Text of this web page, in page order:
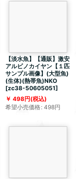
【淡水魚】【通販】激安
アルビノカイヤン【１匹
サンプル画像】(大型魚)
(生体)(熱帯魚)NKO
[zc38-50605051]
498円(税込)
希望小売価格: 498円